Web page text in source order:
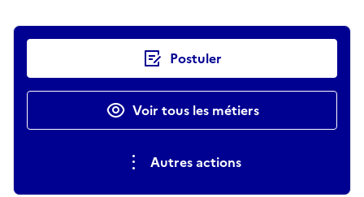
Actions rapides Postuler
Voir tous les métiers
Autres actions